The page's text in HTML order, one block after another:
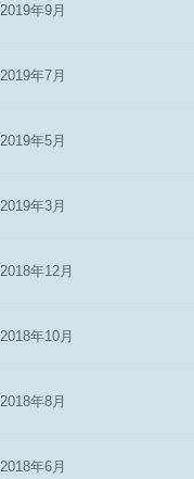
2019年9月
2019年7月
2019年5月
2019年3月
2018年12月
2018年10月
2018年8月
2018年6月